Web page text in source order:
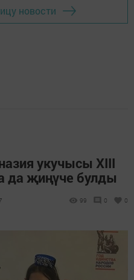
новости
укучысы XIII
да җиңүче булды
99 0 0